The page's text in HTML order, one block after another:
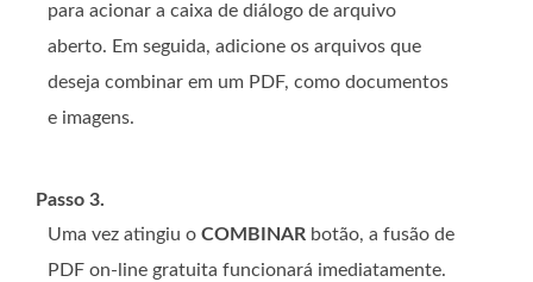
para acionar a caixa de diálogo de arquivo
aberto. Em seguida, adicione os arquivos que
deseja combinar em um PDF, como documentos
e imagens.
Passo 3.
Uma vez atingiu o COMBINAR botão, a fusão de
PDF on-line gratuita funcionará imediatamente.